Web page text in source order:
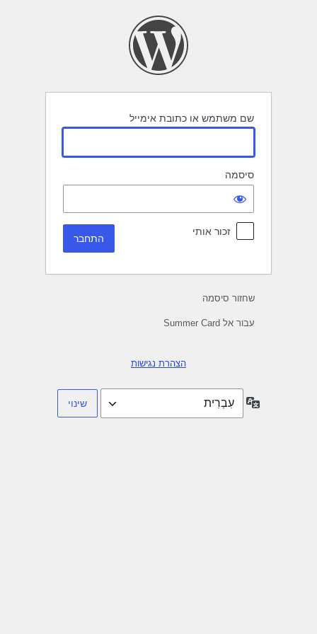
שם משתמש או כתובת אימייל
סיסמה
זכור אותי
שחזור סיסמה
עבור אל Summer Card
הצהרת נגישות
שפה